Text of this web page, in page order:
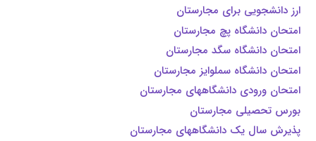
ارز دانشجویی برای مجارستان
امتحان دانشگاه پچ مجارستان
امتحان دانشگاه سگد مجارستان
امتحان دانشگاه سملوایز مجارستان
امتحان ورودی دانشگاههای مجارستان
بورس تحصیلی مجارستان
پذیرش سال یک دانشگاههای مجارستان